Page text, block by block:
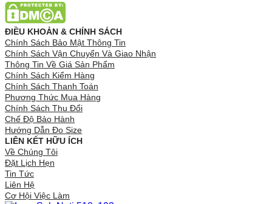
ĐIỀU KHOẢN & CHÍNH SÁCH
Chính Sách Bảo Mật Thông Tin
Chính Sách Vận Chuyển Và Giao Nhận
Thông Tin Về Giá Sản Phẩm
Chính Sách Kiểm Hàng
Chính Sách Thanh Toán
Phương Thức Mua Hàng
Chính Sách Thu Đổi
Chế Độ Bảo Hành
Hướng Dẫn Đo Size
LIÊN KẾT HỮU ÍCH
Về Chúng Tôi
Đặt Lịch Hẹn
Tin Tức
Liên Hệ
Cơ Hội Việc Làm